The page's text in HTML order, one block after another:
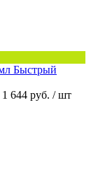
Быстрый
1 644 руб. / шт